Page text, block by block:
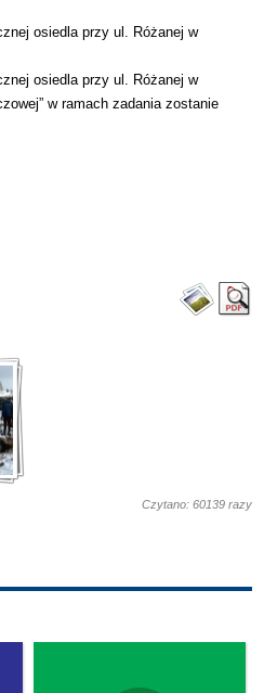
osiedla przy ul. Różanej w
osiedla przy ul. Różanej w
w ramach zadania zostanie
Czytano: 60139 razy